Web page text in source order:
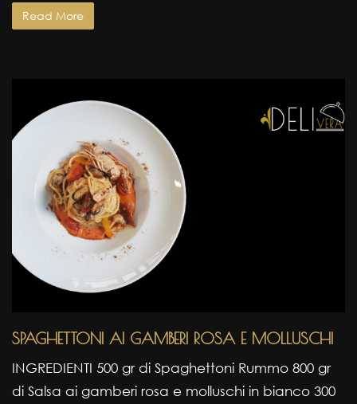
Read More
SPAGHETTONI AI GAMBERI ROSA E MOLLUSCHI
INGREDIENTI 500 gr di Spaghettoni Rummo 800 gr
di Salsa ai gamberi rosa e molluschi in bianco 300